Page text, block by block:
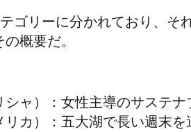
ゴリーに分かれており、そ
概要だ。
シャ）：女性主導のサステ
リカ）：五大湖で長い週末を